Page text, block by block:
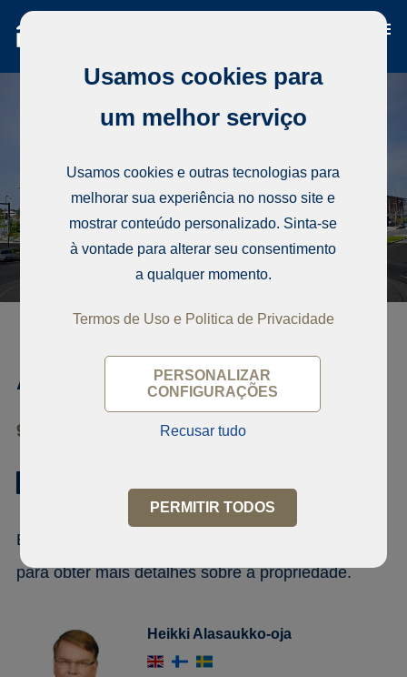
Apartamento, Tullipuistonkatu 2
95400 Tornio
Entre em contato com o representante de vendas
para obter mais detalhes sobre a propriedade.
Heikki Alasaukko-oja
Usamos cookies para
um melhor serviço
Usamos cookies e outras tecnologias para
melhorar sua experiência no nosso site e
mostrar conteúdo personalizado. Sinta-se
à vontade para alterar seu consentimento
a qualquer momento.
Termos de Uso e Politica de Privacidade
PERSONALIZAR
CONFIGURAÇÕES
Recusar tudo
PERMITIR TODOS